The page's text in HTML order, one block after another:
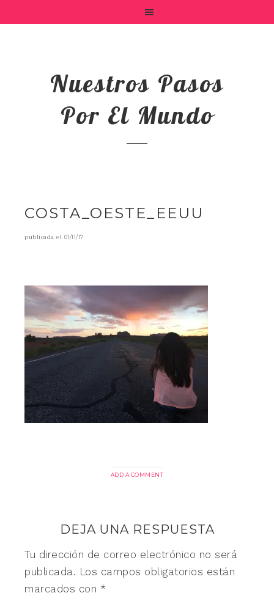
Nuestros Pasos
Por El Mundo
COSTA_OESTE_EEUU
publicada el 01/11/17
ADD A COMMENT
DEJA UNA RESPUESTA
Tu dirección de correo electrónico no será
publicada. Los campos obligatorios están
marcados con *